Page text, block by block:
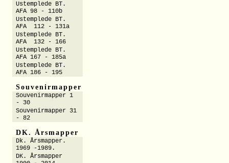
Ustemplede BT.
AFA 98 - 110b
Ustemplede BT.
AFA 112 - 131a
Ustemplede BT.
AFA 132 - 166
Ustemplede BT.
AFA 167 - 185a
Ustemplede BT.
AFA 186 - 195
Souvenirmapper
Souvenirmapper 1
- 30
Souvenirmapper 31
- 82
DK. Årsmapper
Dk. Årsmapper.
1969 -1989.
DK. Årsmapper